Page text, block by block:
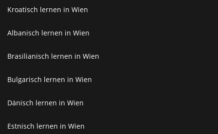
Kroatisch lernen in Wien
Albanisch lernen in Wien
Brasilianisch lernen in Wien
Bulgarisch lernen in Wien
Dänisch lernen in Wien
Estnisch lernen in Wien